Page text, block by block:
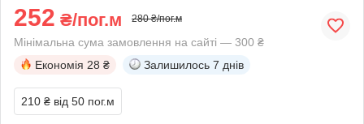
252 ₴/пог.м 280 ₴/пог.м
Мінімальна сума замовлення на сайті — 300 ₴
Економія 28 ₴ Залишилось 7 днів
210 ₴ від 50 пог.м